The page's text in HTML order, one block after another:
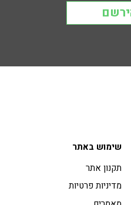
שימוש באתר
תקנון אתר
מדיניות פרטיות